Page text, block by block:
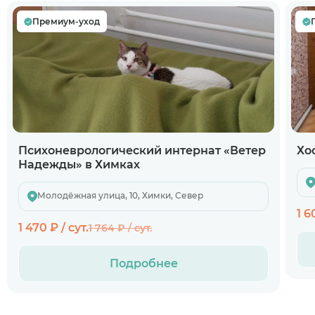
Премиум-уход
Психоневрологический интернат «Ветер
Надежды» в Химках
Молодёжная улица, 10, Химки, Север
1 470 ₽ / сут.1 764 ₽ / сут.
Подробнее
1